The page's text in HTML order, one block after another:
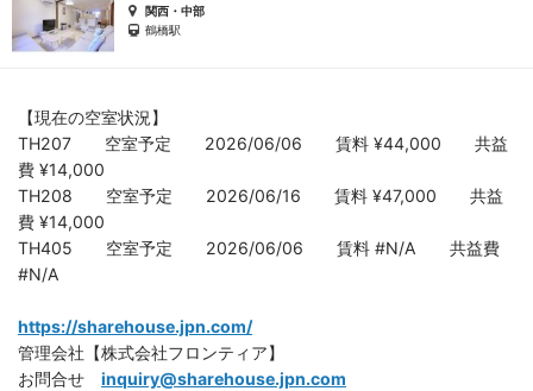
関西・中部
鶴橋駅
【現在の空室状況】
TH207 空室予定 2026/06/06 賃料 ¥44,000 共益
費 ¥14,000
TH208 空室予定 2026/06/16 賃料 ¥47,000 共益
費 ¥14,000
TH405 空室予定 2026/06/06 賃料 #N/A 共益費
#N/A
https://sharehouse.jpn.com/
管理会社【株式会社フロンティア】
お問合せ inquiry@sharehouse.jpn.com